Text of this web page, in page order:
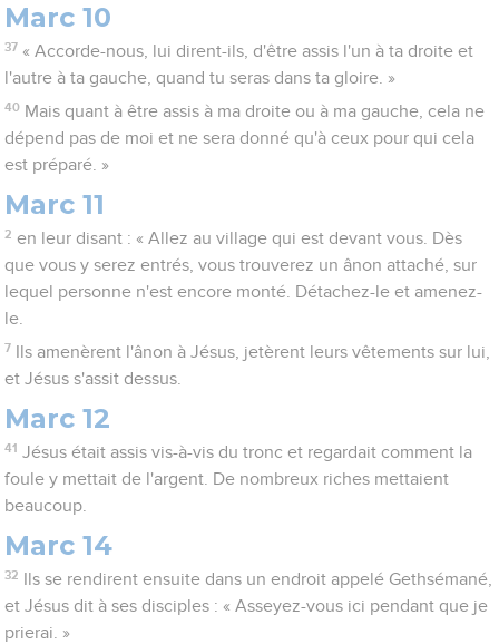
Marc 10
37 « Accorde-nous, lui dirent-ils, d'être assis l'un à ta droite et
l'autre à ta gauche, quand tu seras dans ta gloire. »
40 Mais quant à être assis à ma droite ou à ma gauche, cela ne
dépend pas de moi et ne sera donné qu'à ceux pour qui cela
est préparé. »
Marc 11
2 en leur disant : « Allez au village qui est devant vous. Dès
que vous y serez entrés, vous trouverez un ânon attaché, sur
lequel personne n'est encore monté. Détachez-le et amenez-
le.
7
Ils amenèrent l'ânon à Jésus, jetèrent leurs vêtements sur lui,
et Jésus s'assit dessus.
Marc 12
41 Jésus était assis vis-à-vis du tronc et regardait comment la
foule y mettait de l'argent. De nombreux riches mettaient
beaucoup.
Marc 14
32
Ils se rendirent ensuite dans un endroit appelé Gethsémané,
et Jésus dit à ses disciples : « Asseyez-vous ici pendant que je
prierai. »